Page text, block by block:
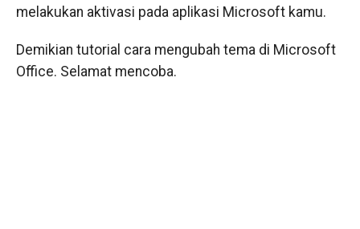
melakukan aktivasi pada aplikasi Microsoft kamu.
Demikian tutorial cara mengubah tema di Microsoft
Office. Selamat mencoba.